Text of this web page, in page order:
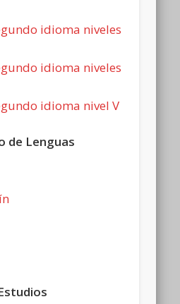
idioma niveles
idioma niveles
idioma nivel V
de Lenguas